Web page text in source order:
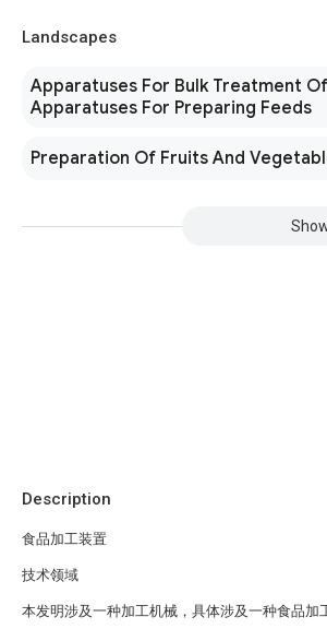
Landscapes
Apparatuses For Bulk Treatment
Apparatuses For Preparing Feeds
Preparation Of Fruits And
Description
食品加工装置
技术领域
本发明涉及一种加工机械，具体涉及一种食品加